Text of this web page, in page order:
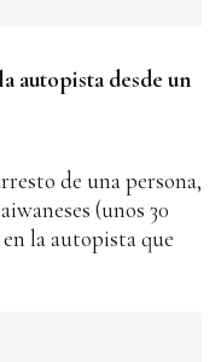
autopista desde un
de una persona,
(unos 30
la autopista que